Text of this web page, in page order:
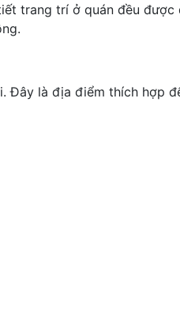
trang trí ở quán đều
Đây là địa điểm thích hợp